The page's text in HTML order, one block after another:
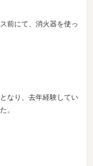
前にて、消火器を使っ
なり、去年経験してい
。